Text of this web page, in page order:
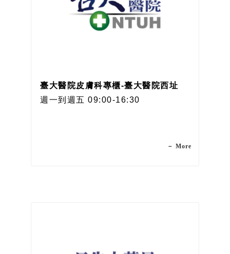
臺大醫院皮膚科專櫃-臺大醫院西址
週一到週五 09:00-16:30
－ More